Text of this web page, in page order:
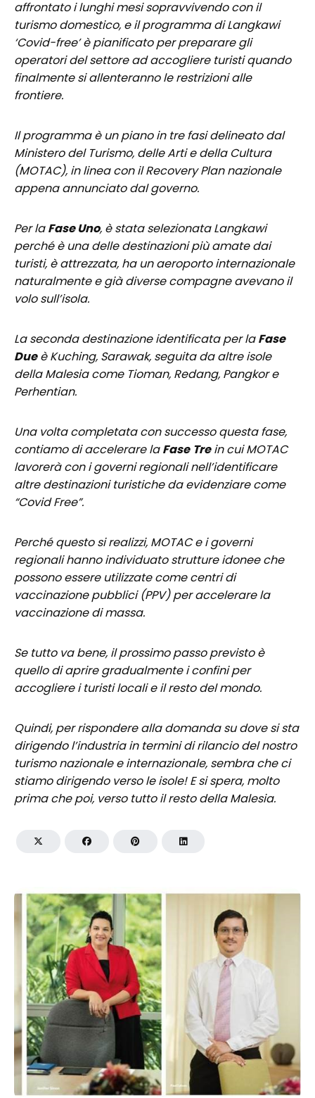
affrontato i lunghi mesi sopravvivendo con il
turismo domestico, e il programma di Langkawi
‘Covid-free’ è pianificato per preparare gli
operatori del settore ad accogliere turisti quando
finalmente si allenteranno le restrizioni alle
frontiere.
Il programma è un piano in tre fasi delineato dal
Ministero del Turismo, delle Arti e della Cultura
(MOTAC), in linea con il Recovery Plan nazionale
appena annunciato dal governo.
Per laFase Uno, è stata selezionata Langkawi
perché è una delle destinazioni più amate dai
turisti, è attrezzata, ha un aeroporto internazionale
naturalmente e già diverse compagne avevano il
volo sull’isola.
La seconda destinazione identificata per laFase
Dueè Kuching, Sarawak, seguita da altre isole
della Malesia come Tioman, Redang, Pangkor e
Perhentian.
Una volta completata con successo questa fase,
contiamo di accelerare laFase Trein cui MOTAC
lavorerà con i governi regionali nell’identificare
altre destinazioni turistiche da evidenziare come
“Covid Free”.
Perché questo si realizzi, MOTAC e i governi
regionali hanno individuato strutture idonee che
possono essere utilizzate come centri di
vaccinazione pubblici (PPV) per accelerare la
vaccinazione di massa.
Se tutto va bene, il prossimo passo previsto è
quello di aprire gradualmente i confini per
accogliere i turisti locali e il resto del mondo.
Quindi, per rispondere alla domanda su dove si sta
dirigendo l’industria in termini di rilancio del nostro
turismo nazionale e internazionale, sembra che ci
stiamo dirigendo verso le isole! E si spera, molto
prima che poi, verso tutto il resto della Malesia.